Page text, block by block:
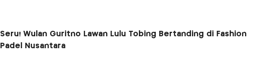
Seru! Wulan Guritno Lawan Lulu Tobing Bertanding di Fashion
Padel Nusantara